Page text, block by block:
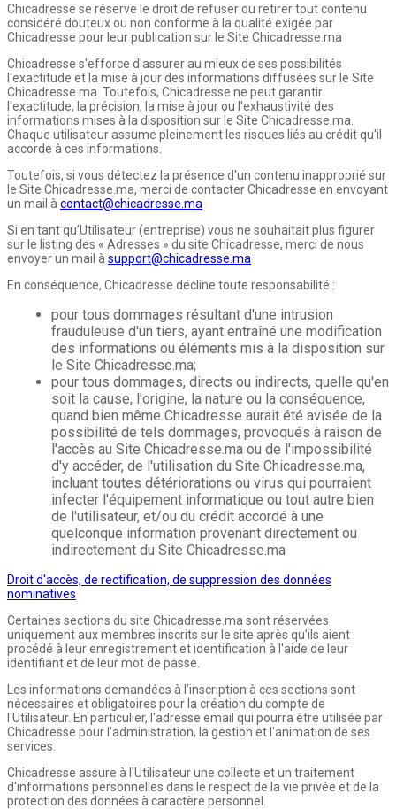
Chicadresse se réserve le droit de refuser ou retirer tout contenu
considéré douteux ou non conforme à la qualité exigée par
Chicadresse pour leur publication sur le Site Chicadresse.ma
Chicadresse s'efforce d'assurer au mieux de ses possibilités
l'exactitude et la mise à jour des informations diffusées sur le Site
Chicadresse.ma. Toutefois, Chicadresse ne peut garantir
l'exactitude, la précision, la mise à jour ou l'exhaustivité des
informations mises à la disposition sur le Site Chicadresse.ma.
Chaque utilisateur assume pleinement les risques liés au crédit qu'il
accorde à ces informations.
Toutefois, si vous détectez la présence d'un contenu inapproprié sur
le Site Chicadresse.ma, merci de contacter Chicadresse en envoyant
un mail à contact@chicadresse.ma
Si en tant qu’Utilisateur (entreprise) vous ne souhaitait plus figurer
sur le listing des « Adresses » du site Chicadresse, merci de nous
envoyer un mail à support@chicadresse.ma
En conséquence, Chicadresse décline toute responsabilité :
pour tous dommages résultant d'une intrusion
frauduleuse d'un tiers, ayant entraîné une modification
des informations ou éléments mis à la disposition sur
le Site Chicadresse.ma;
pour tous dommages, directs ou indirects, quelle qu'en
soit la cause, l'origine, la nature ou la conséquence,
quand bien même Chicadresse aurait été avisée de la
possibilité de tels dommages, provoqués à raison de
l'accès au Site Chicadresse.ma ou de l'impossibilité
d'y accéder, de l'utilisation du Site Chicadresse.ma,
incluant toutes détériorations ou virus qui pourraient
infecter l'équipement informatique ou tout autre bien
de l'utilisateur, et/ou du crédit accordé à une
quelconque information provenant directement ou
indirectement du Site Chicadresse.ma
Droit d'accès, de rectification, de suppression des données
nominatives
Certaines sections du site Chicadresse.ma sont réservées
uniquement aux membres inscrits sur le site après qu’ils aient
procédé à leur enregistrement et identification à l'aide de leur
identifiant et de leur mot de passe.
Les informations demandées à l’inscription à ces sections sont
nécessaires et obligatoires pour la création du compte de
l'Utilisateur. En particulier, l'adresse email qui pourra être utilisée par
Chicadresse pour l'administration, la gestion et l'animation de ses
services.
Chicadresse assure à l'Utilisateur une collecte et un traitement
d'informations personnelles dans le respect de la vie privée et de la
protection des données à caractère personnel.